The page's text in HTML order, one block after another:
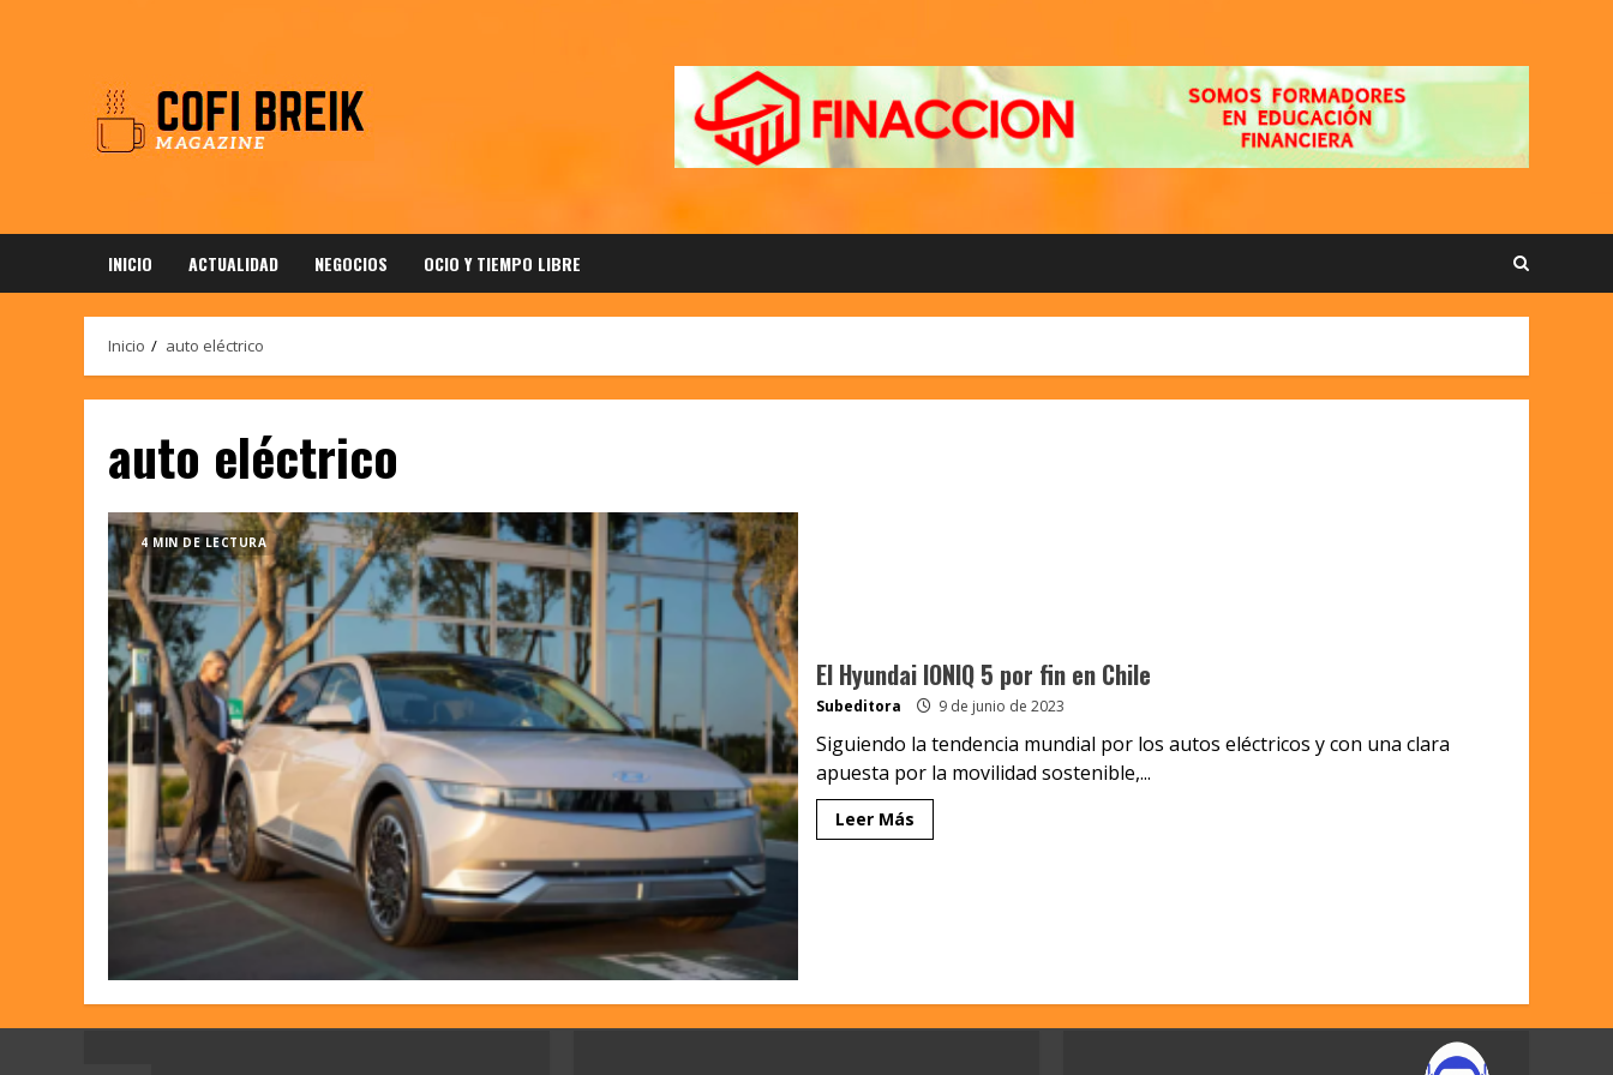
INICIO ACTUALIDAD NEGOCIOS OCIO Y TIEMPO LIBRE
Inicio auto eléctrico
auto eléctrico
4 MIN DE LECTURA
El Hyundai IONIQ 5 por fin en Chile
Subeditora 9 de junio de 2023
Siguiendo la tendencia mundial por los autos eléctricos y con una clara
apuesta por la movilidad sostenible,...
Leer Más